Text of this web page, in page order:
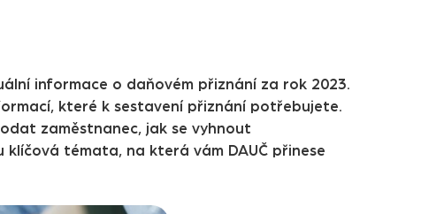
informace o daňovém přiznání za rok 2023.
které k sestavení přiznání potřebujete.
zaměstnanec, jak se vyhnout
témata, na která vám DAUČ přinese